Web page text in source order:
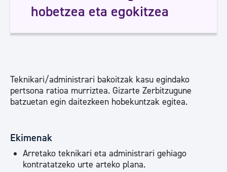
hobetzea eta egokitzea
Teknikari/administrari bakoitzak kasu egindako
pertsona ratioa murriztea. Gizarte Zerbitzugune
batzuetan egin daitezkeen hobekuntzak egitea.
Ekimenak
Arretako teknikari eta administrari gehiago
kontratatzeko urte arteko plana.